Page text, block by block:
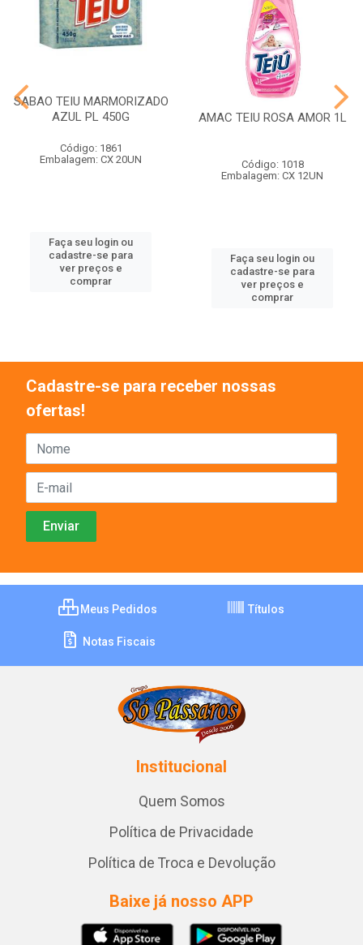
SABAO TEIU MARMORIZADO
AZUL PL 450G
Código: 1861
Embalagem: CX 20UN
Faça seu login ou
cadastre-se para
ver preços e
comprar
AMAC TEIU ROSA AMOR 1L
Código: 1018
Embalagem: CX 12UN
Faça seu login ou
cadastre-se para
ver preços e
comprar
Cadastre-se para receber nossas
ofertas!
Meus Pedidos Títulos
Notas Fiscais
Institucional
Quem Somos
Política de Privacidade
Política de Troca e Devolução
Baixe já nosso APP